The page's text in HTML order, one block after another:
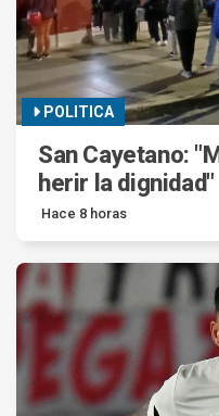
POLITICA
San Cayetano:
herir la dignidad"
Hace 8 horas